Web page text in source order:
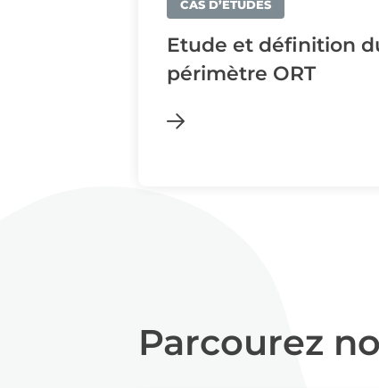
CAS D’ÉTUDES
Etude et définition
périmètre ORT
Parcourez